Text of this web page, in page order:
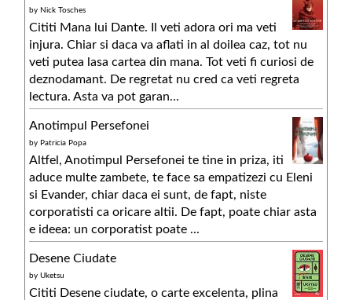
by Nick Tosches
Cititi Mana lui Dante. Il veti adora ori ma veti
injura. Chiar si daca va aflati in al doilea caz, tot nu
veti putea lasa cartea din mana. Tot veti fi curiosi de
deznodamant. De regretat nu cred ca veti regreta
lectura. Asta va pot garan...
Anotimpul Persefonei
by Patricia Popa
Altfel, Anotimpul Persefonei te tine in priza, iti
aduce multe zambete, te face sa empatizezi cu Eleni
si Evander, chiar daca ei sunt, de fapt, niste
corporatisti ca oricare altii. De fapt, poate chiar asta
e ideea: un corporatist poate ...
Desene Ciudate
byUketsu
Cititi Desene ciudate, o carte excelenta, plina